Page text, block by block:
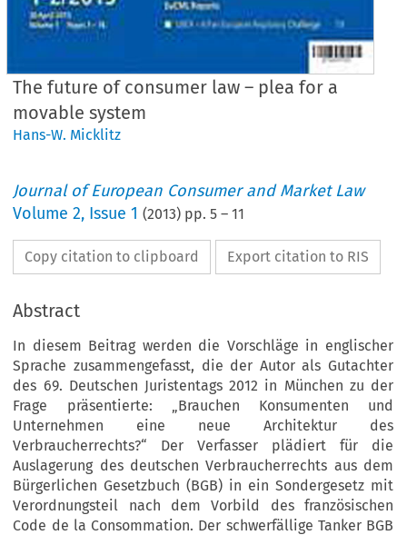
The future of consumer law – plea for a
movable system
Hans-W. Micklitz
Journal of European Consumer and Market Law
Volume2, Issue 1 (2013) pp.5 –11
Copy citation to clipboard Export citation to RIS
Abstract
In diesem Beitrag werden die Vorschläge in englischer
Sprache zusammengefasst, die der Autor als Gutachter
des 69. Deutschen Juristentags 2012 in München zu der
Frage präsentierte: „Brauchen Konsumenten und
Unternehmen eine neue Architektur des
Verbraucherrechts?“ Der Verfasser plädiert für die
Auslagerung des deutschen Verbraucherrechts aus dem
Bürgerlichen Gesetzbuch (BGB) in ein Sondergesetz mit
Verordnungsteil nach dem Vorbild des französischen
Code de la Consommation. Der schwerfällige Tanker BGB